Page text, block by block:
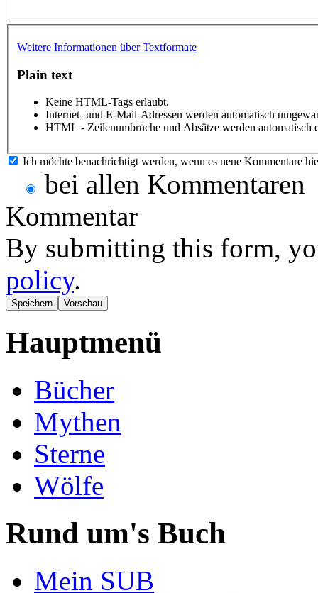
Weitere Informationen über Textformate
Plain text
Keine HTML-Tags erlaubt.
Internet- und E-Mail-Adressen werden automatisch
HTML - Zeilenumbrüche und Absätze werden automatisch
Ich möchte benachrichtigt werden, wenn es neue Kommentare
bei allen Kommentaren
Kommentar
By submitting this form,
policy.
Hauptmenü
Bücher
Mythen
Sterne
Wölfe
Rund um's Buch
Mein SUB